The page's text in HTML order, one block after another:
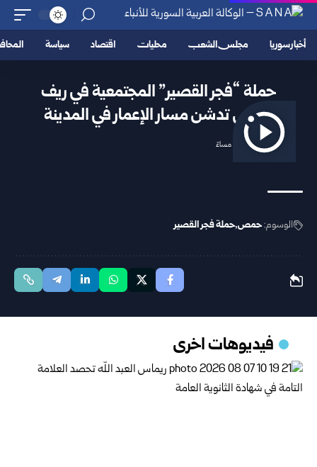
أخبار سوريا مجلس الشعب محليات اقتصاد سياسة
حملة “فجر القصير” المجتمعية في ريف
حمص تدشن مسار الإعمار في المدينة
2025/11/19 8:08 مساءً
الوسوم:حمص حملة فجر القصير
فيديوهات اخرى